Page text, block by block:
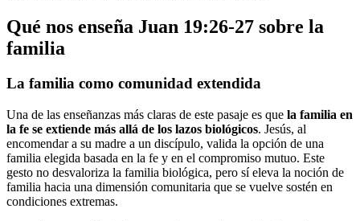
Qué nos enseña Juan 19:26-27 sobre la
familia
La familia como comunidad extendida
Una de las enseñanzas más claras de este pasaje es que la familia en
la fe se extiende más allá de los lazos biológicos. Jesús, al
encomendar a su madre a un discípulo, valida la opción de una
familia elegida basada en la fe y en el compromiso mutuo. Este
gesto no desvaloriza la familia biológica, pero sí eleva la noción de
familia hacia una dimensión comunitaria que se vuelve sostén en
condiciones extremas.